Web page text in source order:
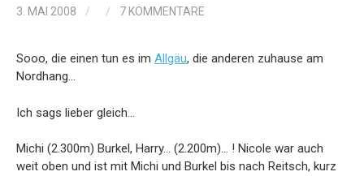
3. MAI 2008 / / 7 KOMMENTARE
Sooo, die einen tun es im Allgäu, die anderen zuhause am
Nordhang…
Ich sags lieber gleich…
Michi (2.300m) Burkel, Harry… (2.200m)… ! Nicole war auch
weit oben und ist mit Michi und Burkel bis nach Reitsch, kurz